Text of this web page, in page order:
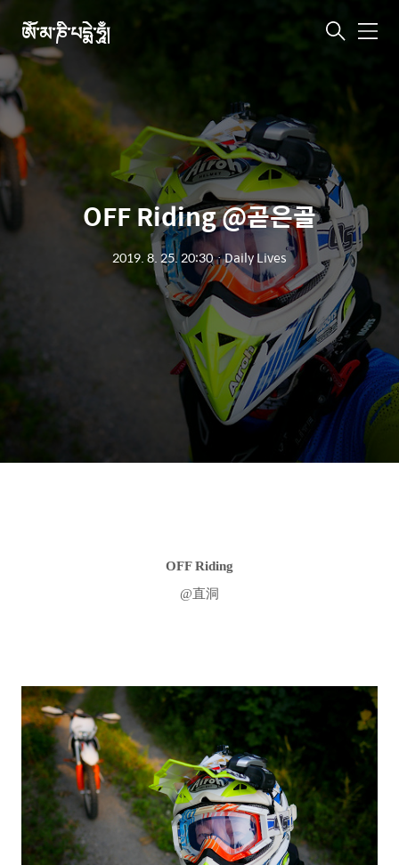
ཨོཾ་མ་ཎི་པདྨེ་ཧཱུྃ། 메
OFF Riding @곧은골
2019. 8. 25. 20:30ㆍDaily Lives
OFF Riding
@直洞